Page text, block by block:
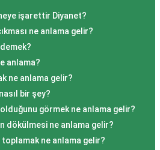
işarettir Diyanet?
ne anlama gelir?
anlama?
ne anlama gelir?
bir şey?
olduğunu görmek ne anlama gelir?
dökülmesi ne anlama gelir?
ne anlama gelir?